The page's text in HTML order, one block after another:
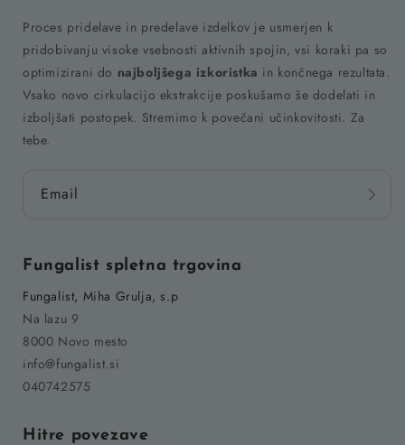
Proces pridelave in predelave izdelkov je usmerjen k
pridobivanju visoke vsebnosti aktivnih spojin, vsi koraki pa so
optimizirani do najboljšega izkoristka in končnega rezultata.
Vsako novo cirkulacijo ekstrakcije poskušamo še dodelati in
izboljšati postopek. Stremimo k povečani učinkovitosti. Za
tebe.
Email
Fungalist spletna trgovina
Fungalist, Miha Grulja, s.p
Na lazu 9
8000 Novo mesto
info@fungalist.si
040742575
Hitre povezave